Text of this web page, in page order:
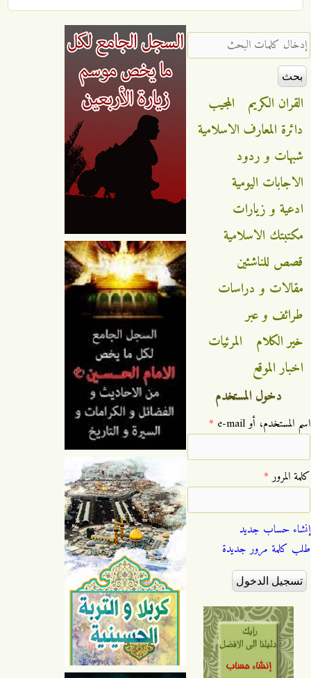
‏إدخال كلمات البحث ‏
القران الكريم
المجيب
دائرة المعارف الاسلامية
شبهات و ردود
الاجابات اليومية
ادعية و زيارات
مكتبتك الاسلامية
قصص للناشئين
مقالات و دراسات
طرائف و عبر
خير الكلام
المرئيات
اخبار الموقع
دخول المستخدم
‏اسم المستخدم، أو e-mail ‏ *
‏كلمة المرور ‏*
إنشاء حساب جديد
طلب كلمة مرور جديدة